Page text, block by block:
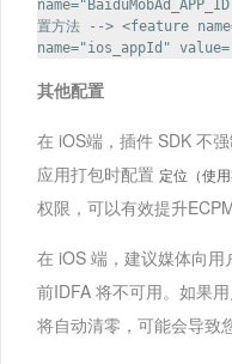
置方法 --> <feature
name="ios_appId"
其他配置
在 iOS端，插件 SDK 不
应用打包时配置 定位（使用
权限，可以有效提升ECPM
在 iOS 端，建议媒体向用
前IDFA 将不可用。如果
将自动清零，可能会导致